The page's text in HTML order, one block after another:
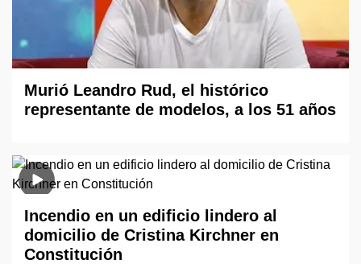
Murió Leandro Rud, el histórico
representante de modelos, a los 51 años
Incendio en un edificio lindero al
domicilio de Cristina Kirchner en
Constitución